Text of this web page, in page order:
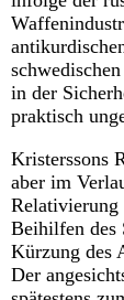
in der
praktisch
Kristerssons
aber im
Relativierung
Beihilfen des
Kürzung des
Der